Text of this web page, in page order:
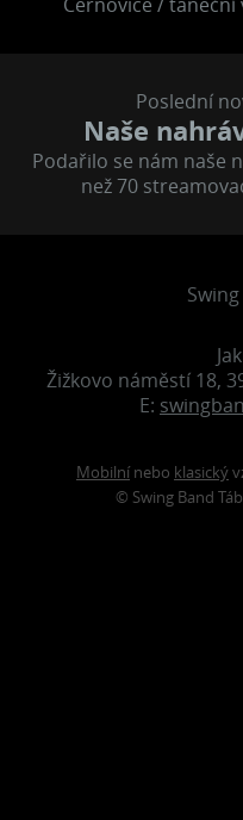
Poslední
Naše
Podařilo se nám naše
než 70
Žižkovo náměstí 18,
E:
Mobilní nebo klasický
© Swing Band